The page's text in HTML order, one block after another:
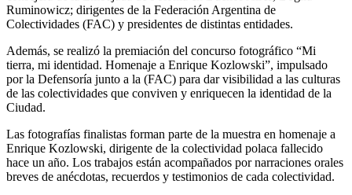
Ruminowicz; dirigentes de la Federación Argentina de
Colectividades (FAC) y presidentes de distintas entidades.
Además, se realizó la premiación del concurso fotográfico “Mi
tierra, mi identidad. Homenaje a Enrique Kozlowski”, impulsado
por la Defensoría junto a la (FAC) para dar visibilidad a las culturas
de las colectividades que conviven y enriquecen la identidad de la
Ciudad.
Las fotografías finalistas forman parte de la muestra en homenaje a
Enrique Kozlowski, dirigente de la colectividad polaca fallecido
hace un año. Los trabajos están acompañados por narraciones orales
breves de anécdotas, recuerdos y testimonios de cada colectividad.